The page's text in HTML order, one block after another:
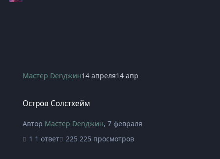
Мастер Denджин14 апреля14 апр
Остров Солстхейм
Автор Мастер Denджин,7 февраля
1 ответ
225 просмотров